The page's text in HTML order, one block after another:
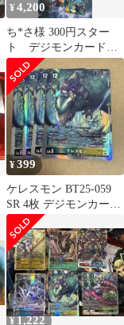
¥4,200
ち*さ様 300円スター
ト デジモンカード
まとめ売り デュアル
レボリューション
¥399
ケレスモン BT25-059
SR 4枚 デジモンカード
ゲーム
¥1,222